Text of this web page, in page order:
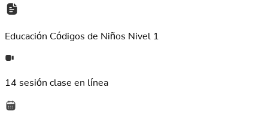
Educación Códigos de Niños Nivel 1
14 sesión clase en línea